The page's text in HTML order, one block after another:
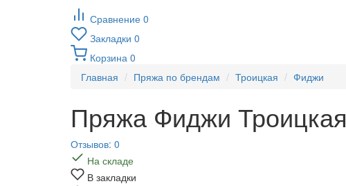
Сравнение 0
Закладки 0
Корзина 0
Главная
Пряжа по брендам Троицкая Фиджи
Пряжа Фиджи Троицкая
Отзывов: 0
На складе
В закладки